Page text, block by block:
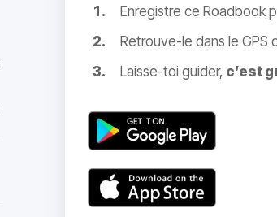
Enregistre ce Roadbook
Retrouve-le dans le GPS
Laisse-toi guider, c’est